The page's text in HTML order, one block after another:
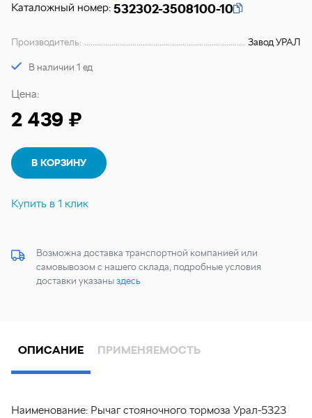
Каталожный номер: 532302-3508100-10
Производитель: Завод УРАЛ
В наличии 1 ед
Цена:
2 439 ₽
В КОРЗИНУ
Купить в 1 клик
Возможна доставка транспортной компанией или
самовывозом с нашего склада, подробные условия
доставки указаныздесь
ОПИСАНИЕ ПРИМЕНЯЕМОСТЬ
Наименование: Рычаг стояночного тормоза Урал-5323